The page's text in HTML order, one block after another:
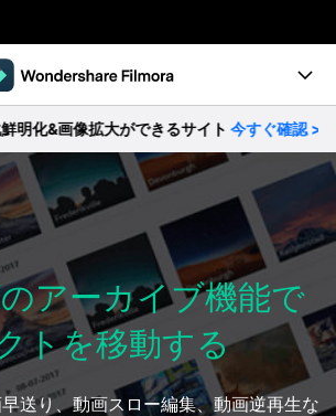
ツ
今すぐ購入
画像拡大ができるサイト今すぐ確認 >>
アーカイブ機能で
トを移動する
送り、動画スロー編集、動画逆再生な